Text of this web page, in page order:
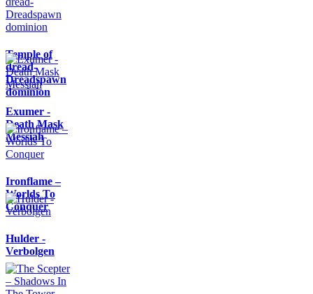
Temple of
dread-
Dreadspawn
dominion
Exumer -
Death Mask
Messiah
Ironflame –
Worlds To
Conquer
Hulder -
Verbolgen